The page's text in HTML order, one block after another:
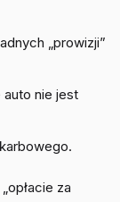
„prowizji”
auto nie jest
za